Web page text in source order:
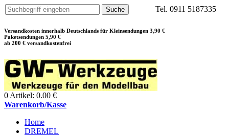
Tel. 0911 5187335
Versandkosten innerhalb Deutschlands für Kleinsendungen 3,90 €
Paketsendungen 5,90 €
ab 200 € versandkostenfrei
0 Artikel: 0.00 €
Warenkorb/Kasse
Home
DREMEL